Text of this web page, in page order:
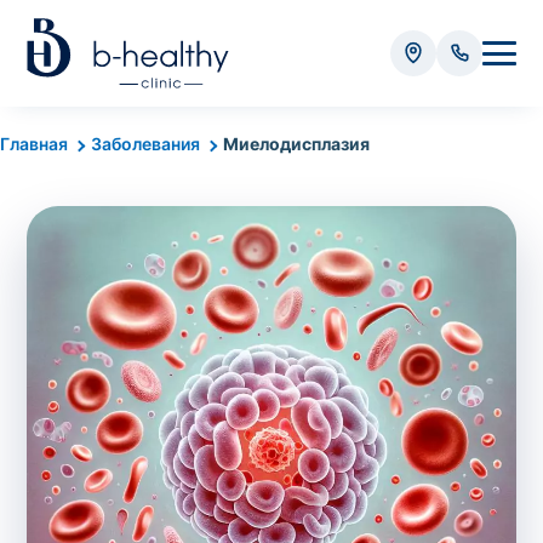
Главная Заболевания Миелодисплазия
Анализы
анализа):
Стоимость забора крови - 50 грн
Стоимость забора биоматериала (кроме
крови) – от 35 грн
Итого: 0 грн
Попередній запис на дослідження не